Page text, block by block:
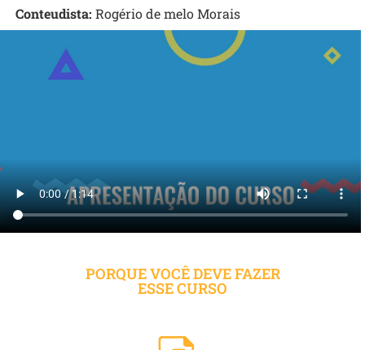
Conteudista: Rogério de melo Morais
PORQUE VOCÊ DEVE FAZER
ESSE CURSO